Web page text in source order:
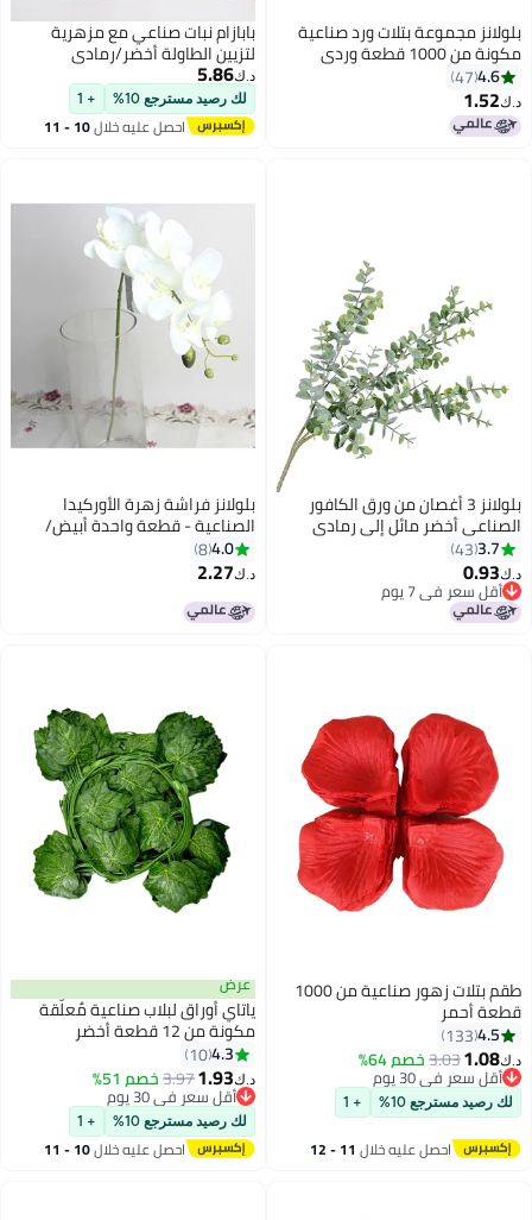
بلولانز مجموعة بتلات ورد صناعية
مكونة من 1000 قطعة وردي
5x5.5سم4.6
47
د.ك‏1.52
بابازام نبات صناعي مع مزهرية
لتزيين الطاولة أخضر/رمادي
د.ك‏5.86
لك رصيد مسترجع 10% + 1
احصل عليه خلال 10 - 11
بلولانز 3 أغصان من ورق الكافور
الصناعي أخضر مائل إلى رمادي
3.7
43
د.ك‏0.93
أقل سعر في 7 يوم
أقل سعر في 7 يوم
بلولانز فراشة زهرة الأوركيدا
الصناعية - قطعة واحدة أبيض/
أخضر 80سم
4.0
8
د.ك‏2.27
طقم بتلات زهور صناعية من 1000
قطعة أحمر
4.5
133
د.ك‏1.08
3.03خصم 64%
أقل سعر في 30 يوم
أقل سعر في 30 يوم
لك رصيد مسترجع 10% + 1
احصل عليه خلال 11 - 12
اغسطس
عرض
ياتاي أوراق لبلاب صناعية مٌعلّقة
مكونة من 12 قطعة أخضر
230Ø³Ù†ØªÙŠÙ…ØªØ±
4.3
10
د.ك‏1.93
3.97خصم 51%
أقل سعر في 30 يوم
أقل سعر في 30 يوم
لك رصيد مسترجع 10% + 1
احصل عليه خلال 10 - 11
اغسطس